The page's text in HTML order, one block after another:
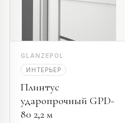
GLANZEPOL
ИНТЕРЬЕР
Плинтус
ударопрочный GPD-
80 2,2 м